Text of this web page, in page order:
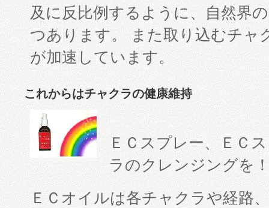
及に反比例するように、自然界
つあります。 また取り込むチャ
が加速しています。
これからはチャクラの健康維持
ＥＣスプレー、ＥＣ
ラのクレンジングを
ＥＣオイルは各チャクラや経路